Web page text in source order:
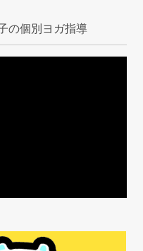
の個別ヨガ指導